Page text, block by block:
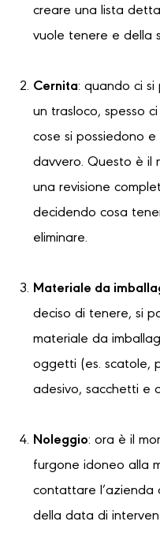
creare una lista
vuole tenere e della
Cernita: quando ci
un trasloco, spesso
cose si possiedono
davvero. Questo è il
una revisione
decidendo cosa
eliminare.
Materiale da
deciso di tenere, si
materiale da
oggetti (es. scatole,
adesivo, sacchetti e
Noleggio: ora è il
furgone idoneo alla
contattare l’azienda
della data di